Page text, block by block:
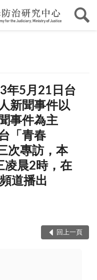
年5月21日台
新聞事件以
事件為主
「青春
次專訪，本
凌晨2時，在
道播出
回上一頁